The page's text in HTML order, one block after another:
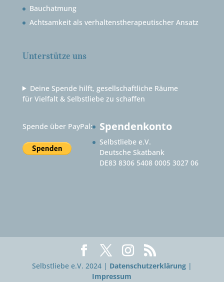
Bauchatmung
Achtsamkeit als verhaltenstherapeutischer Ansatz
Unterstütze uns
Deine Spende hilft, gesellschaftliche Räume
für Vielfalt & Selbstliebe zu schaffen
Spende über PayPal: Spendenkonto
Selbstliebe e.V.
Deutsche Skatbank
DE83 8306 5408 0005 3027 06
Selbstliebe e.V. 2024 | Datenschutzerklärung|
Impressum